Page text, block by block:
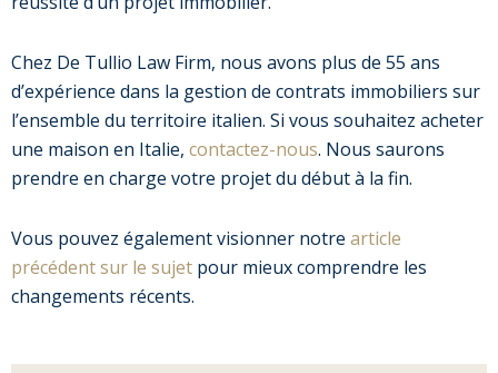
Chez De Tullio Law Firm, nous avons plus de 55 ans
d’expérience dans la gestion de contrats immobiliers sur
l’ensemble du territoire italien. Si vous souhaitez acheter
une maison en Italie, contactez-nous. Nous saurons
prendre en charge votre projet du début à la fin.
Vous pouvez également visionner notre article
précédent sur le sujet pour mieux comprendre les
changements récents.